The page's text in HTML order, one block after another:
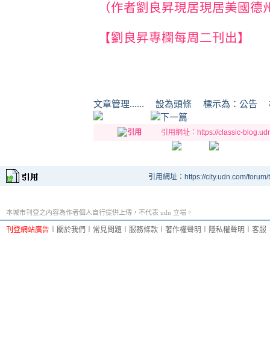
（作者劉良昇現居現居美國德
【劉良昇專欄每周二刊出】
文章管理...... 設為頭條 標示為：公
引用網址：https://classic-
引用網址：https://city.udn.com/
本城市刊登之內容為作者個人自行提供上傳，不代表 udn 立場。
刊登網站廣告 關於我們 常見問題 服務條款 著作權聲明 隱私權聲明 客服